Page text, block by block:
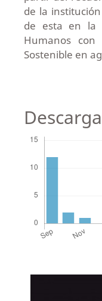
de la
de esta en la
Humanos con
Sostenible en